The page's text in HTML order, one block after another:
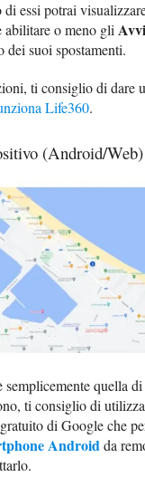
essi potrai
abilitare o meno gli
dei suoi spostamenti.
ti consiglio di dare
Life360.
(Android/Web)
semplicemente quella
ti consiglio di
di Google che
Android da